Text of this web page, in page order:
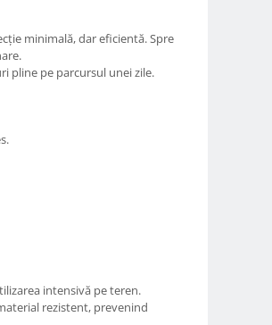
minimală, dar eficientă. Spre
pline pe parcursul unei zile.
intensivă pe teren.
rezistent, prevenind